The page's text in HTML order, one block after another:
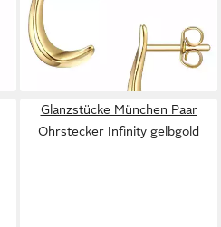
Sterling Silber
49,95 €
lieferbar - in 2-3 Werktagen bei dir
Glanzstücke München Paar
Ohrstecker Infinity gelbgold